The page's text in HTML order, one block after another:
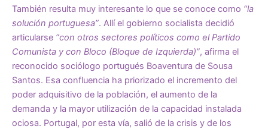
También resulta muy interesante lo que se conoce como “la
solución portuguesa”. Allí el gobierno socialista decidió
articularse “con otros sectores políticos como el Partido
Comunista y con Bloco (Bloque de Izquierda)”, afirma el
reconocido sociólogo portugués Boaventura de Sousa
Santos. Esa confluencia ha priorizado el incremento del
poder adquisitivo de la población, el aumento de la
demanda y la mayor utilización de la capacidad instalada
ociosa. Portugal, por esta vía, salió de la crisis y de los